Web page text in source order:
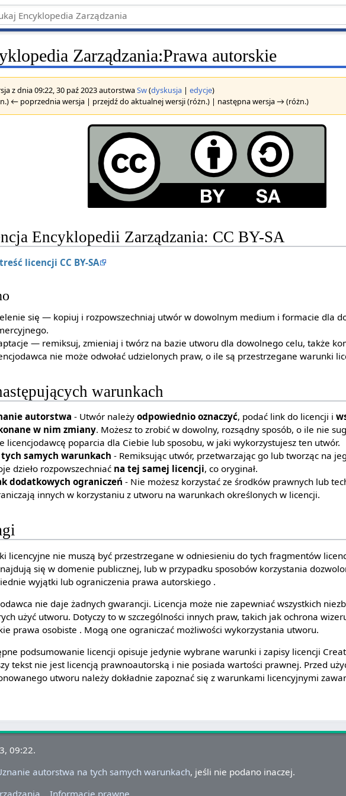
Zarządzania:Prawa autorskie
z dnia 09:22, 30 paź 2023 autorstwaSw(dyskusja |edycje)
← poprzednia wersja | przejdź do aktualnej wersji (różn.) | następna wersja → (różn.)
Encyklopedii Zarządzania: CC BY-SA
licencji CC BY-SA
się — kopiuj i rozpowszechniaj utwór w dowolnym medium i formacie dla
— remiksuj, zmieniaj i twórz na bazie utworu dla dowolnego celu, także
nie może odwołać udzielonych praw, o ile są przestrzegane warunki
warunkach
autorstwa - Utwór należy odpowiednio oznaczyć, podać link do licencji i
w nim zmiany. Możesz to zrobić w dowolny, rozsądny sposób, o ile nie
licencjodawcę poparcia dla Ciebie lub sposobu, w jaki wykorzystujesz ten utwór.
tych samych warunkach - Remiksując utwór, przetwarzając go lub tworząc na
dzieło rozpowszechniać na tej samej licencji, co oryginał.
dodatkowych ograniczeń - Nie możesz korzystać ze środków prawnych lub
innych w korzystaniu z utworu na warunkach określonych w licencji.
licencyjne nie muszą być przestrzegane w odniesieniu do tych fragmentów
się w domenie publicznej, lub w przypadku sposobów korzystania
wyjątki lub ograniczenia prawa autorskiego .
nie daje żadnych gwarancji. Licencja może nie zapewniać wszystkich
użyć utworu. Dotyczy to w szczególności innych praw, takich jak ochrona
prawa osobiste . Mogą one ograniczać możliwości wykorzystania utworu.
podsumowanie licencji opisuje jedynie wybrane warunki i zapisy licencji
tekst nie jest licencją prawnoautorską i nie posiada wartości prawnej. Przed
utworu należy dokładnie zapoznać się z warunkami licencyjnymi
09:22.
autorstwa na tych samych warunkach, jeśli nie podano inaczej.
Informacje prawne